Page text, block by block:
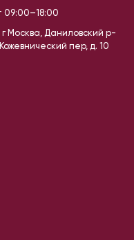
09:00–18:00
г Москва, Даниловский р-
пер, д. 10